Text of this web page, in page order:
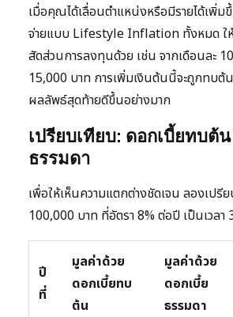
เมื่อคุณได้เลื่อนตำแหน่งหรือมีรายได้เพิ่ม
จ่ายแบบ Lifestyle Inflation ทั้งหมด ใ
สัดส่วนการลงทุนด้วย เช่น จากเดือนละ
15,000 บาท การเพิ่มเงินต้นนี้จะถูกทบต้น
ผลลัพธ์สุดท้ายดีขึ้นอย่างมาก
เปรียบเทียบ: ดอกเบี้ยทบต้น
ธรรมดา
เพื่อให้เห็นความแตกต่างชัดเจน ลองเปรี
100,000 บาท ที่อัตรา 8% ต่อปี เป็นเวลา
ปี
ที่
มูลค่าด้วย
ดอกเบี้ยทบ
ต้น
มูลค่าด้วย
ดอกเบี้ย
ธรรมดา